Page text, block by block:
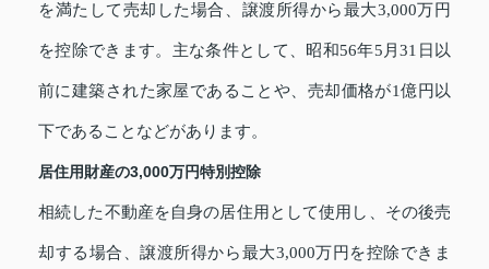
を満たして売却した場合、譲渡所得から最大3,000万円
を控除できます。主な条件として、昭和56年5月31日以
前に建築された家屋であることや、売却価格が1億円以
下であることなどがあります。
居住用財産の3,000万円特別控除
相続した不動産を自身の居住用として使用し、その後売
却する場合、譲渡所得から最大3,000万円を控除できま